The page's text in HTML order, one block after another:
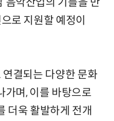
로 지원할 예정이
결되는 다양한 문화
가며, 이를 바탕으로
더욱 활발하게 전개